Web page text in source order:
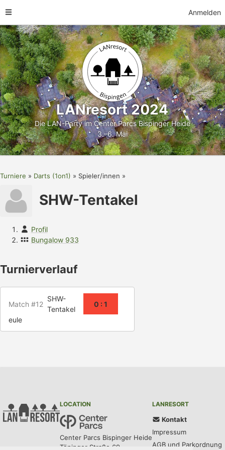
Anmelden
LANresort 2024
Die LAN-Party im Center Parcs Bispinger Heide
3.–6. Mai
Turniere Darts (1on1) Spieler/innen
SHW-Tentakel
Profil
Bungalow 933
Turnierverlauf
Match #12
SHW-
Tentakel
0 : 1
eule
LOCATION
Center Parcs Bispinger Heide
Töpinger Straße 69
LANRESORT
Kontakt
Impressum
AGB und Parkordnung